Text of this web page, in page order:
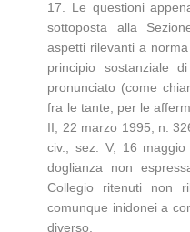
17. Le questioni
sottoposta alla
aspetti rilevanti a
principio sostanziale
pronunciato (come
fra le tante, per le
II, 22 marzo 1995, n.
civ., sez. V, 16
doglianza non
Collegio ritenuti non
comunque inidonei a
diverso.